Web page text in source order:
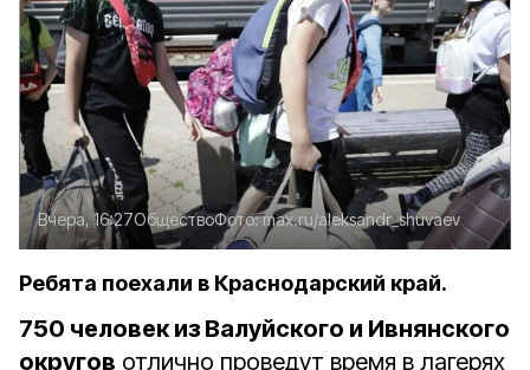
Вчера, 16:27ОбществоФото:max.ru/aleksandr_shuvaev
Ребята поехали в Краснодарский край.
750 человек из Валуйского и Ивнянского
округов отлично проведут время в лагерях